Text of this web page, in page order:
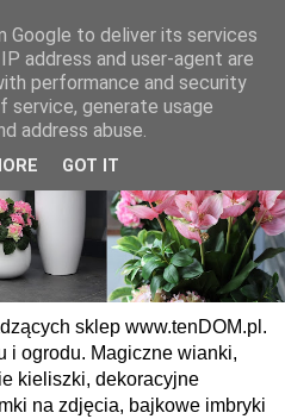
sklep www.tenDOM.pl.
i ogrodu. Magiczne wianki,
kieliszki, dekoracyjne
na zdjęcia, bajkowe imbryki
Google to deliver its services
address and user-agent are
performance and security
generate usage
address abuse.
GOT IT